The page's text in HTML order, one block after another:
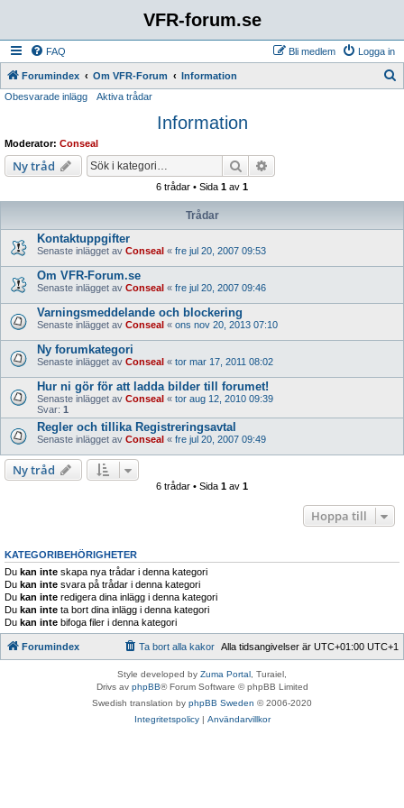
VFR-forum.se
FAQ Logga in
Bli medlem
Forumindex Om VFR-Forum Information
Obesvarade inlägg Aktiva trådar
Information
Moderator: Conseal
Ny tråd Sök
6 trådar • Sida 1 av 1
Trådar
Kontaktuppgifter
Senaste inlägget av Conseal « fre jul 20, 2007 09:53
Om VFR-Forum.se
Senaste inlägget av Conseal « fre jul 20, 2007 09:46
Varningsmeddelande och blockering
Senaste inlägget av Conseal « ons nov 20, 2013 07:10
Ny forumkategori
Senaste inlägget av Conseal « tor mar 17, 2011 08:02
Hur ni gör för att ladda bilder till forumet!
Senaste inlägget av Conseal « tor aug 12, 2010 09:39
Svar: 1
Regler och tillika Registreringsavtal
Senaste inlägget av Conseal « fre jul 20, 2007 09:49
Ny tråd
6 trådar • Sida 1 av 1
Hoppa till
KATEGORIBEHÖRIGHETER
Du kan inte skapa nya trådar i denna kategori
Du kan inte svara på trådar i denna kategori
Du kan inte redigera dina inlägg i denna kategori
Du kan inte ta bort dina inlägg i denna kategori
Du kan inte bifoga filer i denna kategori
Forumindex Alla tidsangivelser är UTC+01:00 UTC+1
Ta bort alla kakor
Style developed by Zuma Portal , Turaiel,
Drivs av phpBB® Forum Software © phpBB Limited
Swedish translation by phpBB Sweden © 2006-2020
Integritetspolicy| Användarvillkor